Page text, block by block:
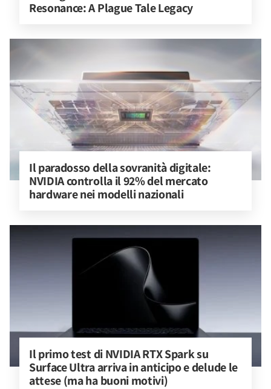
Resonance: A Plague Tale Legacy
Il paradosso della sovranità digitale:
NVIDIA controlla il 92% del mercato
hardware nei modelli nazionali
Il primo test di NVIDIA RTX Spark su
Surface Ultra arriva in anticipo e delude le
attese (ma ha buoni motivi)